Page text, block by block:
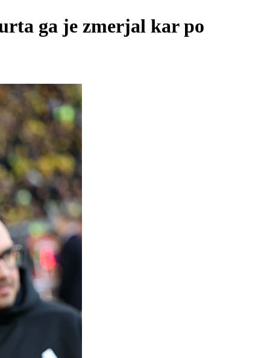
ga je zmerjal kar po